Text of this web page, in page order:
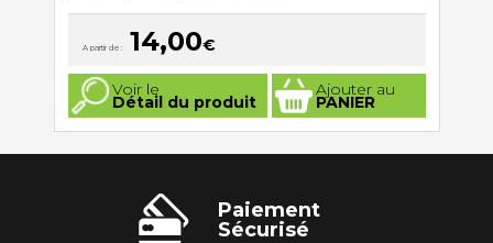
A partir de : 14,00€
Voir le
Détail du produit
Ajouter au
PANIER
Ce
produit
a
plusieurs
Les
Paiement
Sécurisé